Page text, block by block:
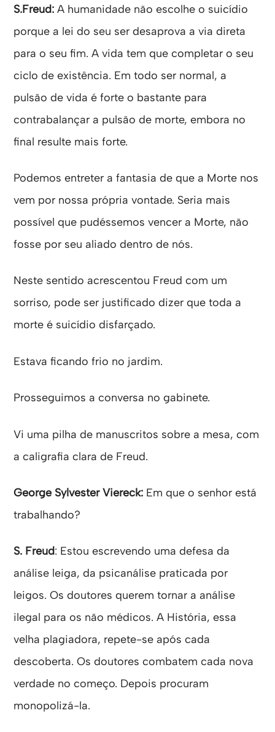
S.Freud: A humanidade não escolhe o suicídio
porque a lei do seu ser desaprova a via direta
para o seu fim. A vida tem que completar o seu
ciclo de existência. Em todo ser normal, a
pulsão de vida é forte o bastante para
contrabalançar a pulsão de morte, embora no
final resulte mais forte.
Podemos entreter a fantasia de que a Morte nos
vem por nossa própria vontade. Seria mais
possível que pudéssemos vencer a Morte, não
fosse por seu aliado dentro de nós.
Neste sentido acrescentou Freud com um
sorriso, pode ser justificado dizer que toda a
morte é suicídio disfarçado.
Estava ficando frio no jardim.
Prosseguimos a conversa no gabinete.
Vi uma pilha de manuscritos sobre a mesa, com
a caligrafia clara de Freud.
George Sylvester Viereck: Em que o senhor está
trabalhando?
S. Freud: Estou escrevendo uma defesa da
análise leiga, da psicanálise praticada por
leigos. Os doutores querem tornar a análise
ilegal para os não médicos. A História, essa
velha plagiadora, repete-se após cada
descoberta. Os doutores combatem cada nova
verdade no começo. Depois procuram
monopolizá-la.